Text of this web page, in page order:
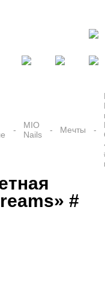
MIO
Nails
Мечты
#